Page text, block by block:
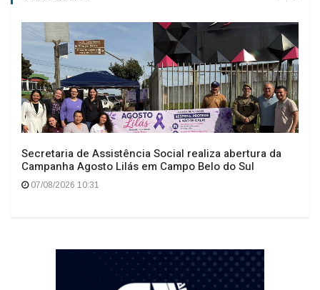
Secretaria de Assistência Social realiza abertura da
Campanha Agosto Lilás em Campo Belo do Sul
07/08/2026 10:31